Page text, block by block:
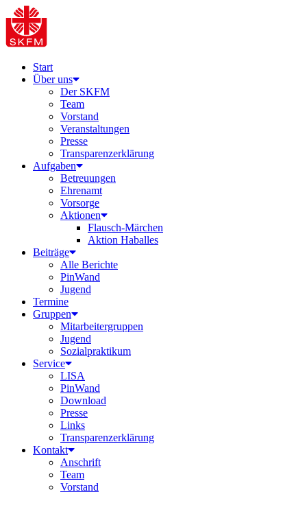
Start
Über uns
Der SKFM
Team
Vorstand
Veranstaltungen
Presse
Transparenzerklärung
Aufgaben
Betreuungen
Ehrenamt
Vorsorge
Aktionen
Flausch-Märchen
Aktion Haballes
Beiträge
Alle Berichte
PinWand
Jugend
Termine
Gruppen
Mitarbeitergruppen
Jugend
Sozialpraktikum
Service
LISA
PinWand
Download
Presse
Links
Transparenzerklärung
Kontakt
Anschrift
Team
Vorstand